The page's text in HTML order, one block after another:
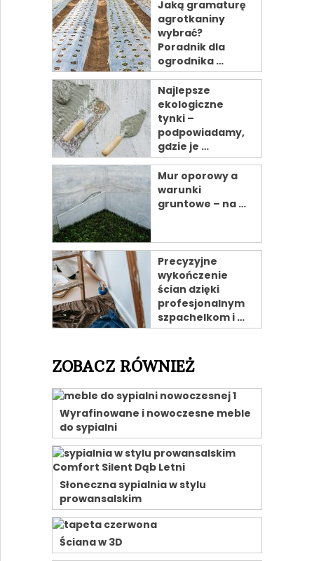
Jaką gramaturę
agrotkaniny
wybrać?
Poradnik dla
ogrodnika …
Najlepsze
ekologiczne
tynki –
podpowiadamy,
gdzie je …
Mur oporowy a
warunki
gruntowe – na …
Precyzyjne
wykończenie
ścian dzięki
profesjonalnym
szpachelkom i …
ZOBACZ RÓWNIEŻ
Wyrafinowane i nowoczesne meble
do sypialni
Słoneczna sypialnia w stylu
prowansalskim
Ściana w 3D